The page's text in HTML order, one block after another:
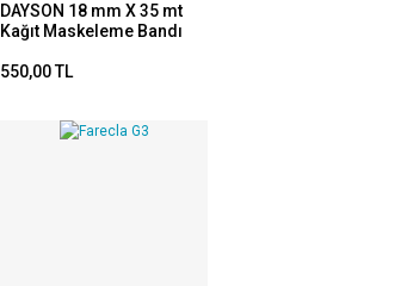
DAYSON 18 mm X 35 mt
Kağıt Maskeleme Bandı
550,00 TL